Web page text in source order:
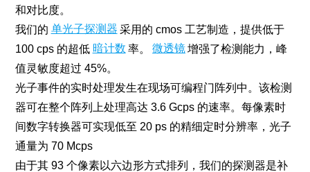
和对比度。
我们的 单光子探测器 采用的 cmos 工艺制造，提供低于
100 cps 的超低 暗计数 率。 微透镜增强了检测能力，峰
值灵敏度超过 45%。
光子事件的实时处理发生在现场可编程门阵列中。该检测
器可在整个阵列上处理高达 3.6 Gcps 的速率。每像素时
间数字转换器可实现低至 20 ps 的精细定时分辨率，光子
通量为 70 Mcps
由于其 93 个像素以六边形方式排列，我们的探测器是补